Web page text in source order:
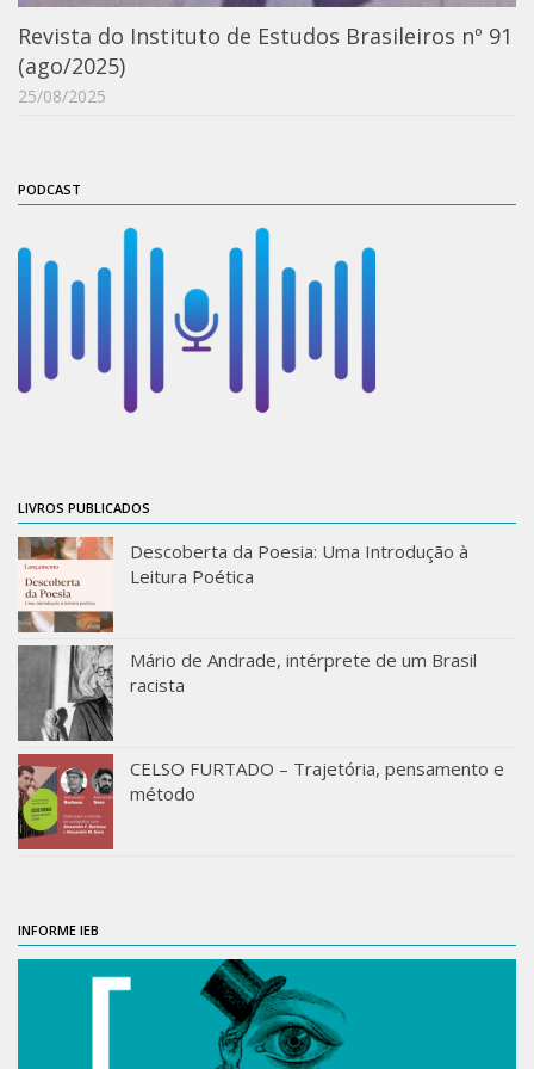
Moraes Silva
Portais
Ver – Anita Malfatti
Novos Projetos
Manuel Correia de Andrade
Sobre a Graduação
Disciplinas
Aluno Especial
ProgramaUSP 60+
Pós-Graduação
Sobre a Pós
Ingresso – Processo Seletivo
Formulários – Requerimentos
Regulamentos
PAE
Matrícula
Exame de Qualificação
Depósito da Dissertação
Dissertação Corrigida
Orientadores / Credenciamentos
Revista do Instituto de Estudos Brasileiros nº 91
(ago/2025)
25/08/2025
PODCAST
LIVROS PUBLICADOS
Descoberta da Poesia: Uma Introdução à
Leitura Poética
Mário de Andrade, intérprete de um Brasil
racista
CELSO FURTADO – Trajetória, pensamento e
método
INFORME IEB